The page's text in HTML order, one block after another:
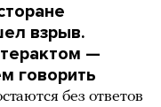
взрыв.
терактом —
говорить
без ответов